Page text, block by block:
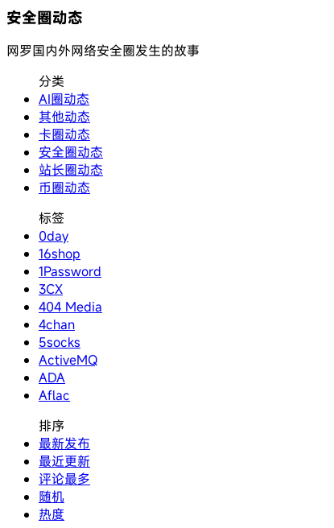
安全圈动态
网罗国内外网络安全圈发生的故事
分类
AI圈动态
其他动态
卡圈动态
安全圈动态
站长圈动态
币圈动态
标签
0day
16shop
1Password
3CX
404 Media
4chan
5socks
ActiveMQ
ADA
Aflac
排序
最新发布
最近更新
评论最多
随机
热度